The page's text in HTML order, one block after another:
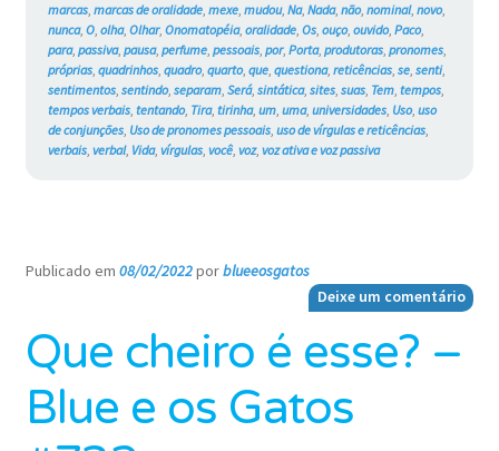
marcas, marcas de oralidade, mexe, mudou, Na, Nada, não, nominal, novo,
nunca, O, olha, Olhar, Onomatopéia, oralidade, Os, ouço, ouvido, Paco,
para, passiva, pausa, perfume, pessoais, por, Porta, produtoras, pronomes,
próprias, quadrinhos, quadro, quarto, que, questiona, reticências, se, senti,
sentimentos, sentindo, separam, Será, sintática, sites, suas, Tem, tempos,
tempos verbais, tentando, Tira, tirinha, um, uma, universidades, Uso, uso
de conjunções, Uso de pronomes pessoais, uso de vírgulas e reticências,
verbais, verbal, Vida, vírgulas, você, voz, voz ativa e voz passiva
Publicado em 08/02/2022porblueeosgatos
Deixe um comentário
Que cheiro é esse? –
Blue e os Gatos